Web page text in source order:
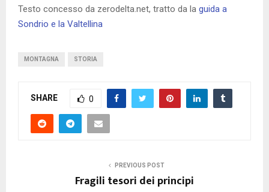
Testo concesso da zerodelta.net, tratto da la guida a
Sondrio e la Valtellina
MONTAGNA STORIA
SHARE 0
PREVIOUS POST
Fragili tesori dei principi